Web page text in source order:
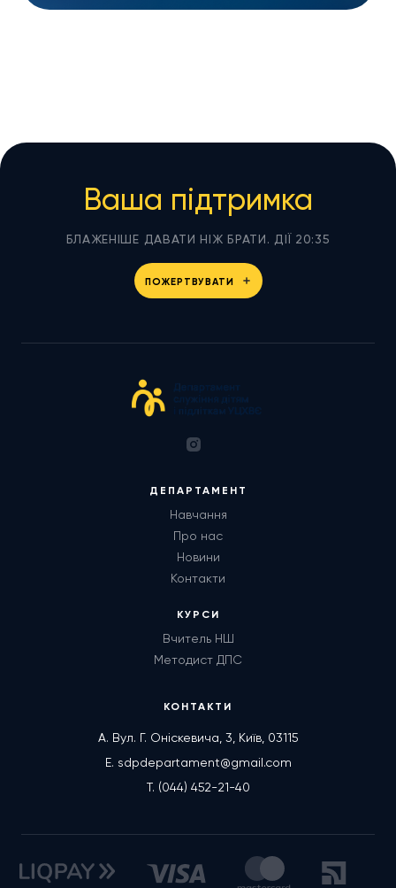
Ваша підтримка
БЛАЖЕНІШЕ ДАВАТИ НІЖ БРАТИ. ДІЇ 20:35
ПОЖЕРТВУВАТИ
ДЕПАРТАМЕНТ
Навчання
Про нас
Новини
Контакти
КУРСИ
Вчитель НШ
Методист ДПС
КОНТАКТИ
А. Вул. Г. Оніскевича, 3, Київ, 03115
E. sdpdepartament@gmail.com
T. (044) 452-21-40